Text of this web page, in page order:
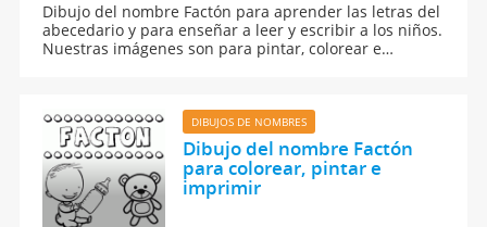
Dibujo del nombre Factón para aprender las letras del
abecedario y para enseñar a leer y escribir a los niños.
Nuestras imágenes son para pintar, colorear e
DIBUJOS DE NOMBRES
Dibujo del nombre Factón
para colorear, pintar e
imprimir